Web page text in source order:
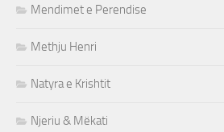
Mendimet e Perendise
Methju Henri
Natyra e Krishtit
Njeriu & Mëkati